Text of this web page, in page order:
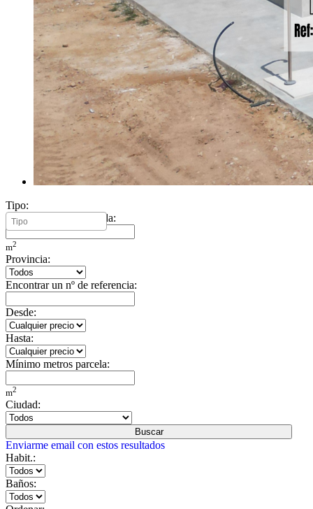
Tipo:
Mínimo metros vivienda:
m2
Provincia:
Encontrar un nº de referencia:
Desde:
Hasta:
Mínimo metros parcela:
m2
Ciudad:
Buscar
Enviarme email con estos resultados
Habit.:
Baños: